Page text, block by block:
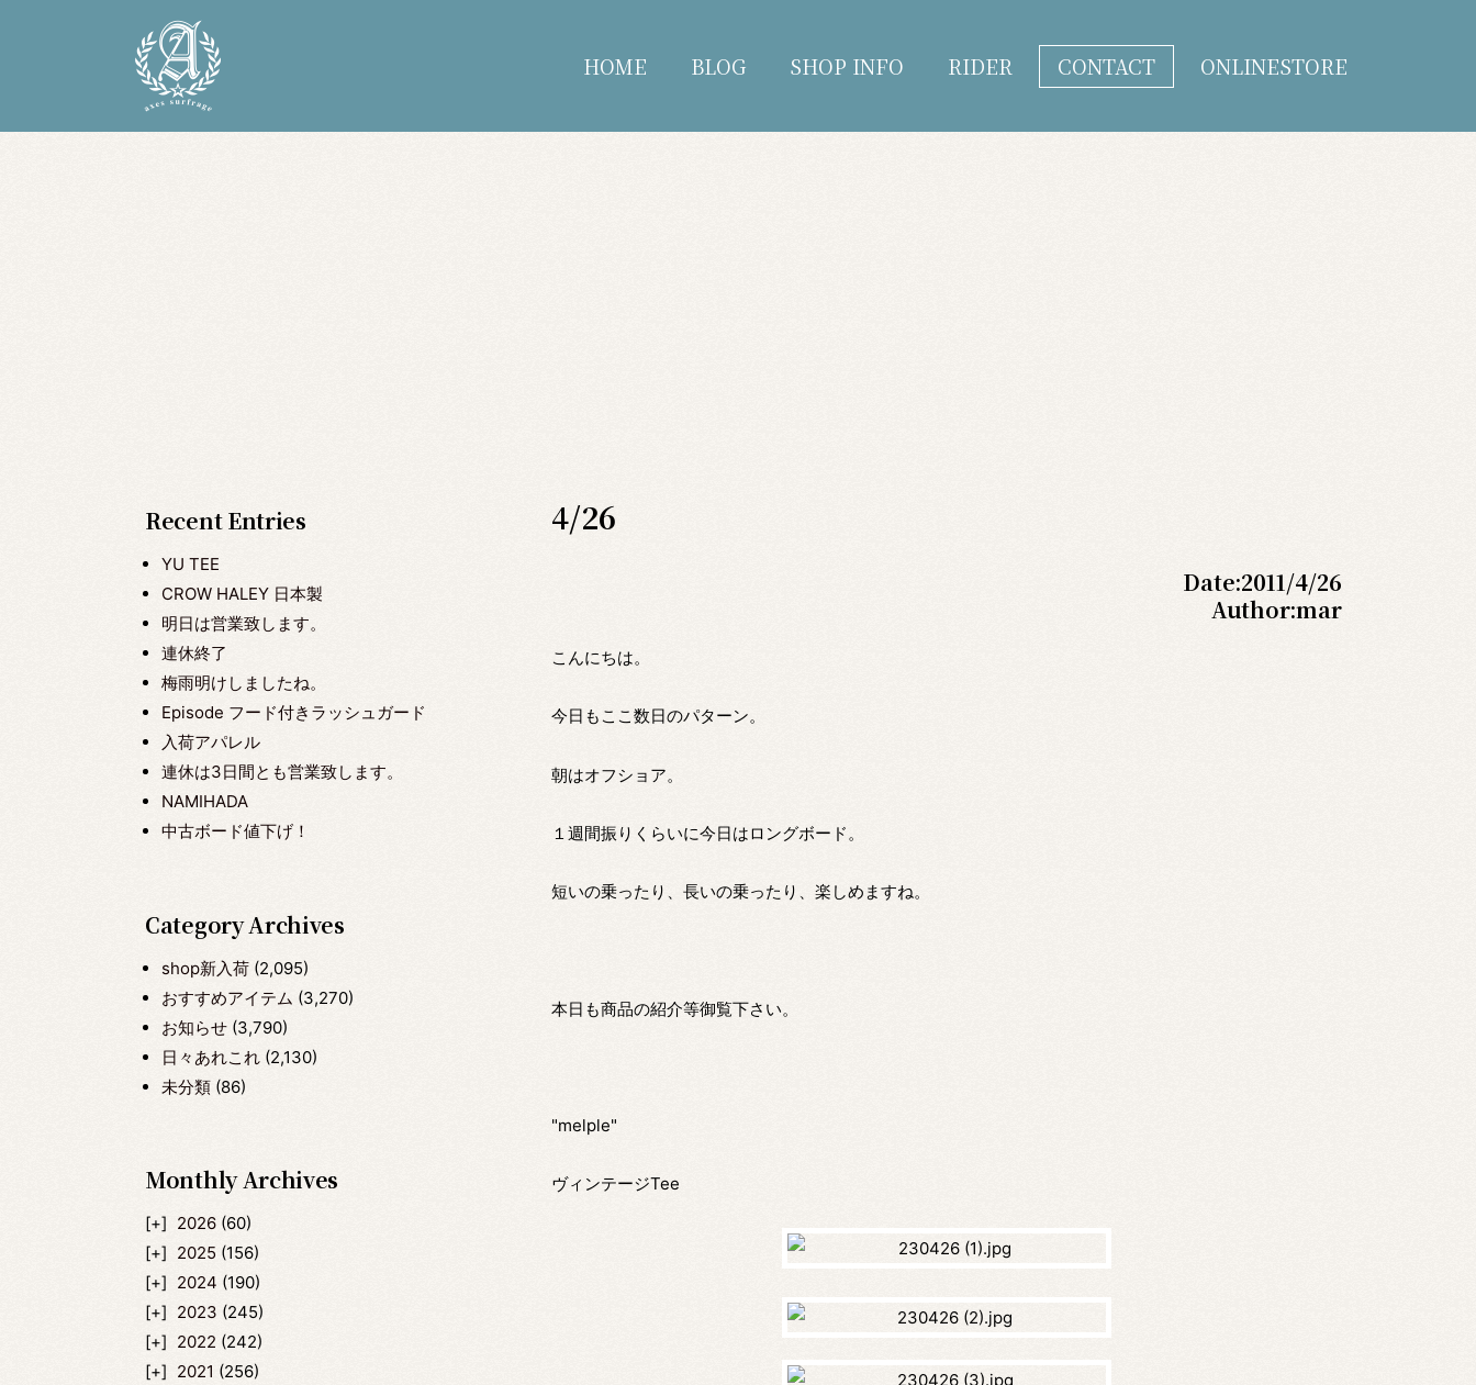
HOME BLOG SHOP INFO RIDER CONTACT ONLINESTORE
Recent Entries
YU TEE
CROW HALEY 日本製
明日は営業致します。
連休終了
梅雨明けしましたね。
Episode フード付きラッシュガード
入荷アパレル
連休は3日間とも営業致します。
NAMIHADA
中古ボード値下げ！
Category Archives
shop新入荷 (2,095)
おすすめアイテム (3,270)
お知らせ (3,790)
日々あれこれ (2,130)
未分類 (86)
Monthly Archives
2026 (60)
2025 (156)
2024 (190)
2023 (245)
2022 (242)
2021 (256)
4/26
Date:2011/4/26
Author:mar
こんにちは。
今日もここ数日のパターン。
朝はオフショア。
１週間振りくらいに今日はロングボード。
短いの乗ったり、長いの乗ったり、楽しめますね。
本日も商品の紹介等御覧下さい。
"melple"
ヴィンテージTee